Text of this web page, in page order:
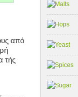
από
τής